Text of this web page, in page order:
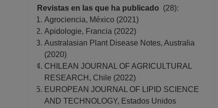
Revistas en las que ha publicado (28):
Agrociencia, México (2021)
Apidologie, Francia (2022)
Australasian Plant Disease Notes, Australia
(2020)
CHILEAN JOURNAL OF AGRICULTURAL
RESEARCH, Chile (2022)
EUROPEAN JOURNAL OF LIPID SCIENCE
AND TECHNOLOGY, Estados Unidos